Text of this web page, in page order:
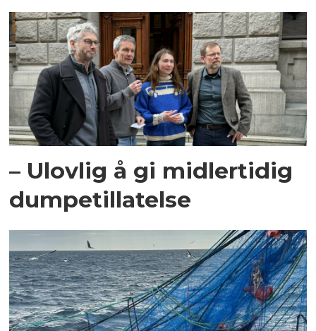
– Ulovlig å gi midlertidig
dumpetillatelse